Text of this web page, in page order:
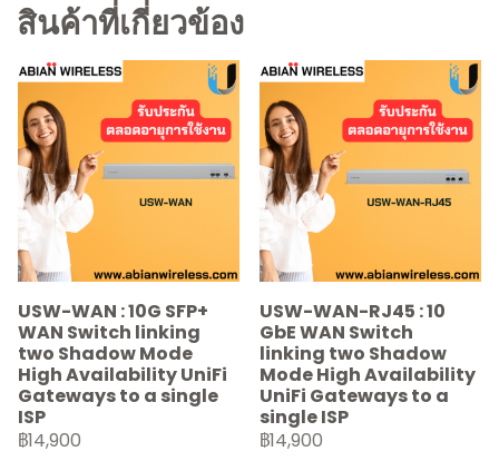
สินค้าที่เกี่ยวข้อง
USW-WAN : 10G SFP+
WAN Switch linking
two Shadow Mode
High Availability UniFi
Gateways to a single
ISP
฿14,900
USW-WAN-RJ45 : 10
GbE WAN Switch
linking two Shadow
Mode High Availability
UniFi Gateways to a
single ISP
฿14,900